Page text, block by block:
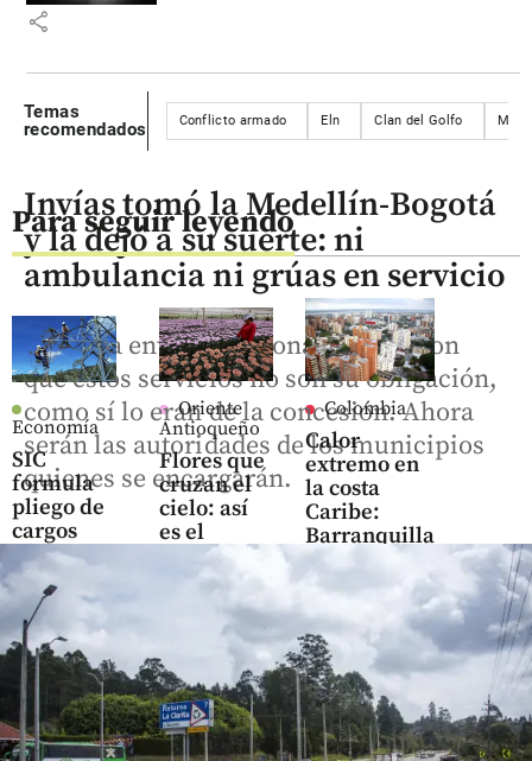
share
Temas
recomendados
Conflicto armado Eln Clan del Golfo
Para seguir leyendo
Economía
SIC
formula
pliego de
cargos
contra
Enel, AES
y Celsia:
habrían
alterado
precios en
la Bolsa
de
Energía
Oriente
Antioqueño
Flores que
cruzan el
cielo: así
es el
negocio
que mueve
US$ 380
millones
en el
Oriente
antioqueño
share
Colombia
Calor
extremo en
la costa
Caribe:
Barranquilla
alcanza los
35°C y
consumo de
energía
share
Invías tomó la Medellín-Bogotá
y la dejó a su suerte: ni
ambulancia ni grúas en servicio
Desde la entidad nacional aseguraron
que estos servicios no son su obligación,
como sí lo eran de la concesión. Ahora
serán las autoridades de los municipios
quienes se encargarán.